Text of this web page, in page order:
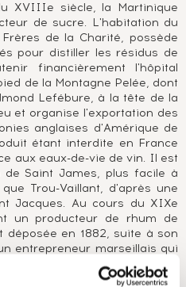
XVIIIe siècle, la Martinique
de sucre. L'habitation du
de la Charité, possède
pour distiller les résidus de
financièrement l'hôpital
de la Montagne Pelée, dont
Lefébure, à la tête de la
et organise l'exportation des
anglaises d'Amérique de
étant interdite en France
aux eaux-de-vie de vin. Il est
Saint James, plus facile à
Trou-Vaillant, d'après une
Jacques. Au cours du XIXe
un producteur de rhum de
en 1882, suite à son
entrepreneur marseillais qui
et supervise la production de
métropole, profitant de